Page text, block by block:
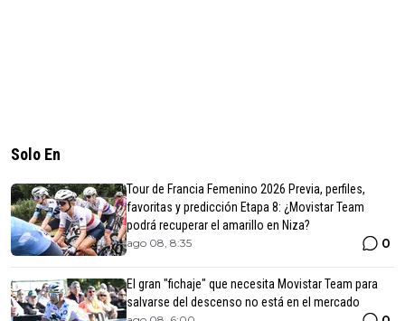
Solo En
Tour de Francia Femenino 2026 Previa, perfiles,
favoritas y predicción Etapa 8: ¿Movistar Team
podrá recuperar el amarillo en Niza?
ago 08, 8:35 0
El gran "fichaje" que necesita Movistar Team para
salvarse del descenso no está en el mercado